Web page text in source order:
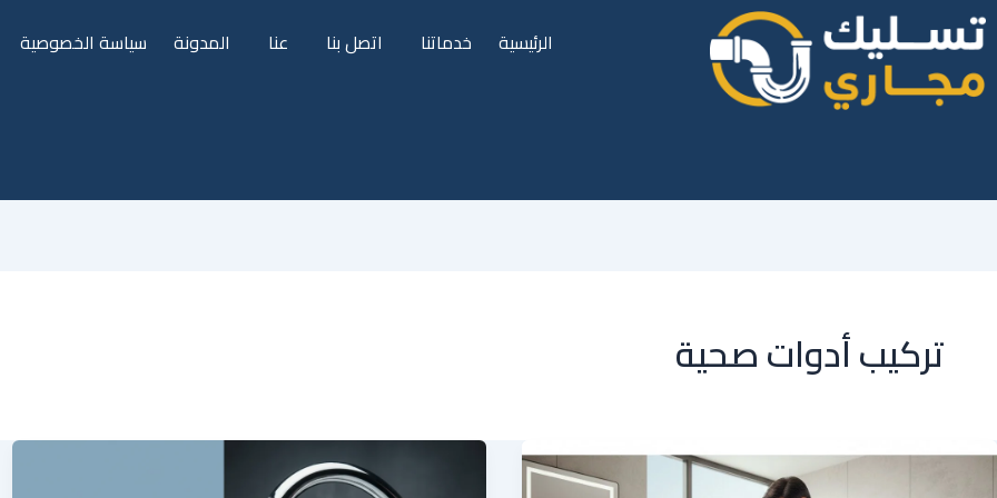
الرئيسية خدماتنا اتصل بنا عنا المدونة سياسة الخصوصية
تركيب أدوات صحية